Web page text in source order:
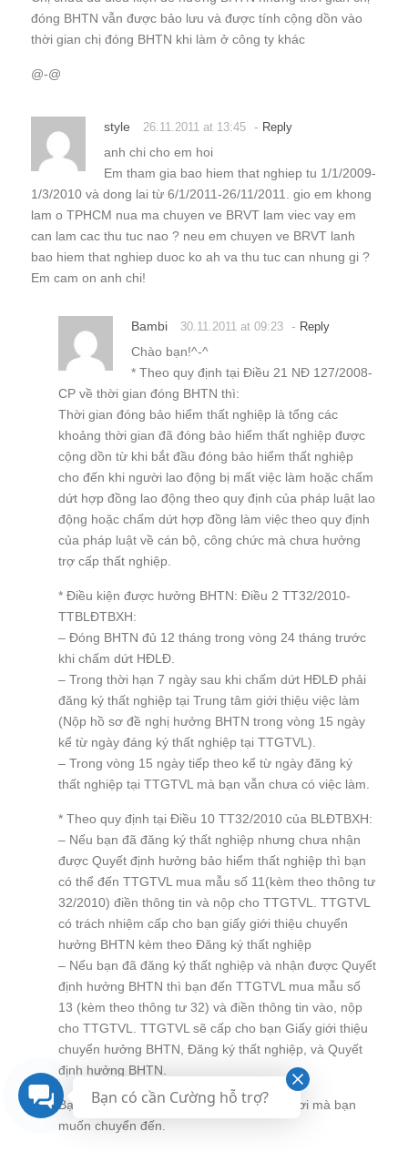
đóng BHTN vẫn được bảo lưu và được tính cộng dồn vào
thời gian chị đóng BHTN khi làm ở công ty khác
@-@
style 26.11.2011 at 13:45 - Reply
anh chi cho em hoi
Em tham gia bao hiem that nghiep tu 1/1/2009-
1/3/2010 và dong lai từ 6/1/2011-26/11/2011. gio em khong
lam o TPHCM nua ma chuyen ve BRVT lam viec vay em
can lam cac thu tuc nao ? neu em chuyen ve BRVT lanh
bao hiem that nghiep duoc ko ah va thu tuc can nhung gi ?
Em cam on anh chi!
Bambi 30.11.2011 at 09:23 - Reply
Chào bạn!^-^
* Theo quy định tại Điều 21 NĐ 127/2008-
CP về thời gian đóng BHTN thì:
Thời gian đóng bảo hiểm thất nghiệp là tổng các
khoảng thời gian đã đóng bảo hiểm thất nghiệp được
cộng dồn từ khi bắt đầu đóng bảo hiểm thất nghiệp
cho đến khi người lao động bị mất việc làm hoặc chấm
dứt hợp đồng lao động theo quy định của pháp luật lao
động hoặc chấm dứt hợp đồng làm việc theo quy định
của pháp luật về cán bộ, công chức mà chưa hưởng
trợ cấp thất nghiệp.
* Điều kiện được hưởng BHTN: Điều 2 TT32/2010-
TTBLĐTBXH:
– Đóng BHTN đủ 12 tháng trong vòng 24 tháng trước
khi chấm dứt HĐLĐ.
– Trong thời hạn 7 ngày sau khi chấm dứt HĐLĐ phải
đăng ký thất nghiệp tại Trung tâm giới thiệu việc làm
(Nộp hồ sơ đề nghị hưởng BHTN trong vòng 15 ngày
kể từ ngày đáng ký thất nghiệp tại TTGTVL).
– Trong vòng 15 ngày tiếp theo kể từ ngày đăng ký
thất nghiệp tại TTGTVL mà bạn vẫn chưa có việc làm.
* Theo quy định tại Điều 10 TT32/2010 của BLĐTBXH:
– Nếu bạn đã đăng ký thất nghiệp nhưng chưa nhận
được Quyết định hưởng bảo hiểm thất nghiệp thì bạn
có thể đến TTGTVL mua mẫu số 11(kèm theo thông tư
32/2010) điền thông tin và nộp cho TTGTVL. TTGTVL
có trách nhiệm cấp cho bạn giấy giới thiệu chuyển
hưởng BHTN kèm theo Đăng ký thất nghiệp
– Nếu bạn đã đăng ký thất nghiệp và nhận được Quyết
định hưởng BHTN thì bạn đến TTGTVL mua mẫu số
13 (kèm theo thông tư 32) và điền thông tin vào, nộp
cho TTGTVL. TTGTVL sẽ cấp cho bạn Giấy giới thiệu
chuyển hưởng BHTN, Đăng ký thất nghiệp, và Quyết
định hưởng BHTN.
Bạn nộp những giấy tờ trên tại TTGTVL nơi mà bạn
muốn chuyển đến.
Bạn có cần Cường hỗ trợ?